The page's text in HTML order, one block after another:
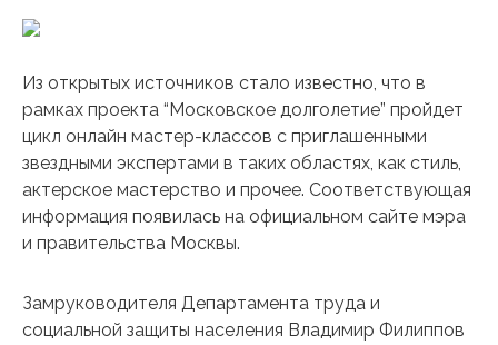
Из открытых источников стало известно, что в
рамках проекта “Московское долголетие” пройдет
цикл онлайн мастер-классов с приглашенными
звездными экспертами в таких областях, как стиль,
актерское мастерство и прочее. Соответствующая
информация появилась на официальном сайте мэра
и правительства Москвы.
Замруководителя Департамента труда и
социальной защиты населения Владимир Филиппов